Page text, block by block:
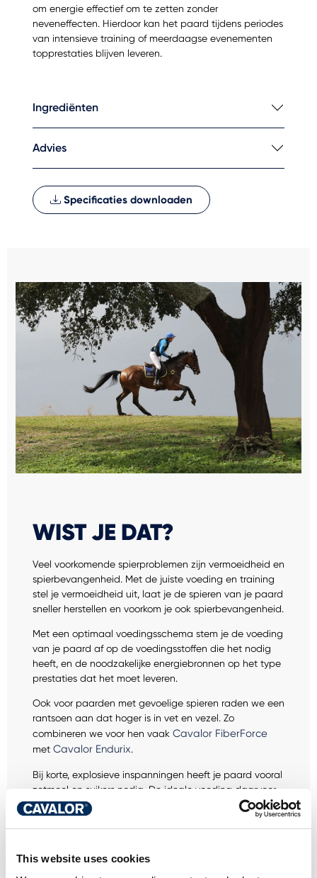
This website uses cookies
om energie effectief om te zetten zonder
neveneffecten. Hierdoor kan het paard tijdens periodes
van intensieve training of meerdaagse evenementen
topprestaties blijven leveren.
Ingrediënten
Advies
Specificaties downloaden
WIST JE DAT?
Veel voorkomende spierproblemen zijn vermoeidheid en
spierbevangenheid. Met de juiste voeding en training
stel je vermoeidheid uit, laat je de spieren van je paard
sneller herstellen en voorkom je ook spierbevangenheid.
Met een optimaal voedingsschema stem je de voeding
van je paard af op de voedingsstoffen die het nodig
heeft, en de noodzakelijke energiebronnen op het type
prestaties dat het moet leveren.
Ook voor paarden met gevoelige spieren raden we een
rantsoen aan dat hoger is in vet en vezel. Zo
combineren we voor hen vaak Cavalor FiberForce
met Cavalor Endurix.
Bij korte, explosieve inspanningen heeft je paard vooral
zetmeel en suikers nodig. De ideale voeding daarvoor
is Cavalor Perfomix: veel granen zoals haver en tarwe
leveren hoge energiepieken op.
voeding met een hoog vetgehalte die de aerobe
verbranding stimuleren en spiervermoeidheid uitstellen.